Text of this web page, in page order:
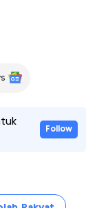
Follow